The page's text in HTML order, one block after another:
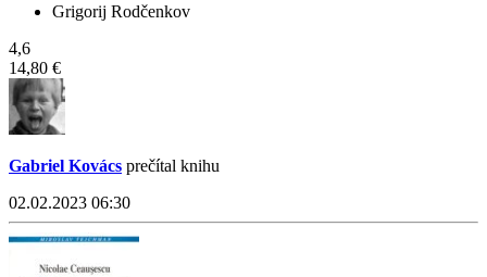
Grigorij Rodčenkov
4,6
14,80 €
Gabriel Kovács prečítal knihu
02.02.2023 06:30